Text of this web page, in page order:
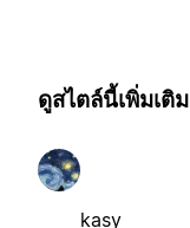
ดูสไตล์นี้เพิ่มเติม
kasy